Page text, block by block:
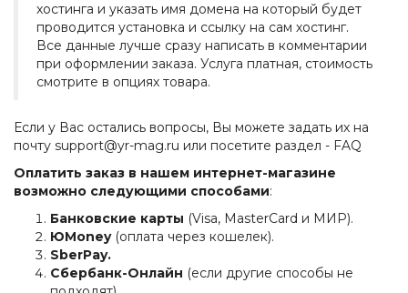
хостинга и указать имя домена на который будет
проводится установка и ссылку на сам хостинг.
Все данные лучше сразу написать в комментарии
при оформлении заказа. Услуга платная, стоимость
смотрите в опциях товара.
Если у Вас остались вопросы, Вы можете задать их на
почту support@yr-mag.ru или посетите раздел - FAQ
Оплатить заказ в нашем интернет-магазине
возможно следующими способами:
Банковские карты (Visa, MasterCard и МИР).
ЮMoney(оплата через кошелек).
SberPay.
Сбербанк-Онлайн (если другие способы не